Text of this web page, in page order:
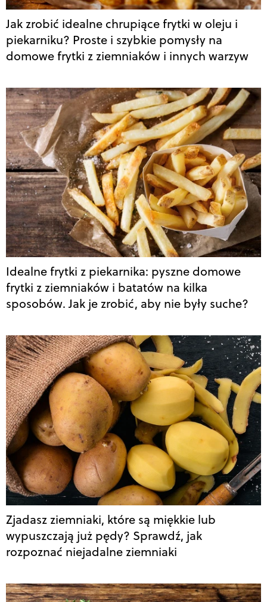
Jak zrobić idealne chrupiące frytki w oleju i
piekarniku? Proste i szybkie pomysły na
domowe frytki z ziemniaków i innych warzyw
Idealne frytki z piekarnika: pyszne domowe
frytki z ziemniaków i batatów na kilka
sposobów. Jak je zrobić, aby nie były suche?
Zjadasz ziemniaki, które są miękkie lub
wypuszczają już pędy? Sprawdź, jak
rozpoznać niejadalne ziemniaki